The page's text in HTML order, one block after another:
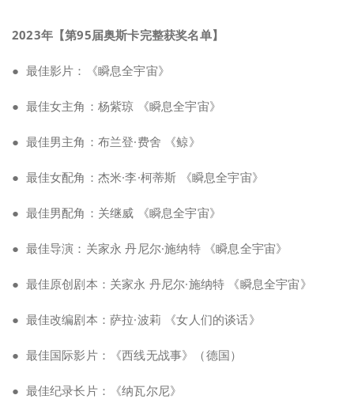
2023年【第95届奥斯卡完整获奖名单】
● 最佳影片：《瞬息全宇宙》
● 最佳女主角：杨紫琼 《瞬息全宇宙》
● 最佳男主角：布兰登·费舍 《鲸》
● 最佳女配角：杰米·李·柯蒂斯 《瞬息全宇宙》
● 最佳男配角：关继威 《瞬息全宇宙》
● 最佳导演：关家永 丹尼尔·施纳特 《瞬息全宇宙》
● 最佳原创剧本：关家永 丹尼尔·施纳特 《瞬息全宇宙》
● 最佳改编剧本：萨拉·波莉 《女人们的谈话》
● 最佳国际影片：《西线无战事》（德国）
● 最佳纪录长片：《纳瓦尔尼》